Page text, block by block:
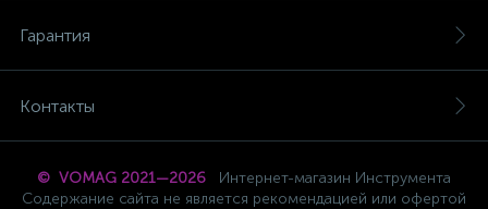
Гарантия
Контакты
© VOMAG 2021—2026
Интернет-магазин Инструмента
Содержание сайта не является рекомендацией или офертой